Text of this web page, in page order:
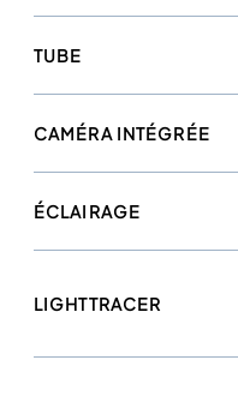
n
h
e
r
a
c
a
TUBE
CAMÉRA INTÉGRÉE
ÉCLAIRAGE
LIGHTTRACER